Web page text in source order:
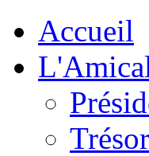
Accueil